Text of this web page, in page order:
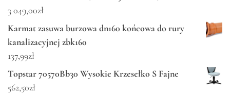
3 049,00zł
Karmat zasuwa burzowa dn160 końcowa do rury
kanalizacyjnej zbk160
137,99zł
Topstar 70570Bb30 Wysokie Krzesełko S Fajne
562,50zł